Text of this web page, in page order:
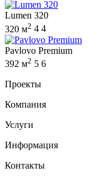
Lumen 320
320 м2 4 4
Pavlovo Premium
392 м2 5 6
Проекты
Компания
Услуги
Информация
Контакты